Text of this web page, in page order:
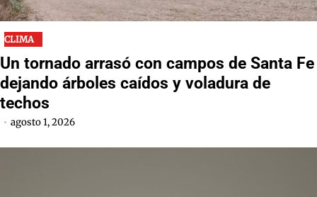
CLIMA
Un tornado arrasó con campos de Santa Fe
dejando árboles caídos y voladura de
techos
agosto 1, 2026